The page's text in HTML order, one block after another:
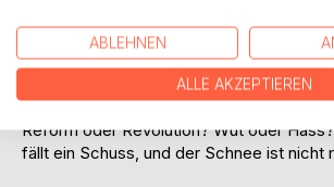
Doch in dieser Nacht haben sich drei
verschworen, das Haus von innen
tragen selbst den Namen Weiß.
Reform oder Revolution? Wut oder
fällt ein Schuss, und der Schnee ist nicht
ABLEHNEN
ALLE AKZEPTIEREN